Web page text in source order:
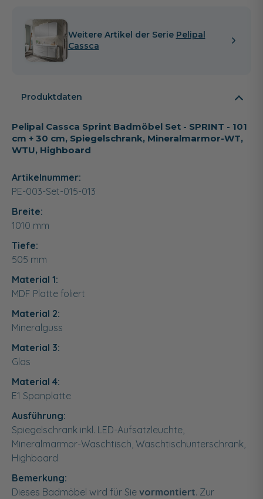
Weitere Artikel der Serie Pelipal
Cassca
Produktdaten
Pelipal Cassca Sprint Badmöbel Set - SPRINT - 101
cm + 30 cm, Spiegelschrank, Mineralmarmor-WT,
WTU, Highboard
Artikelnummer:
PE-003-Set-015-013
Breite:
1010 mm
Tiefe:
505 mm
Material 1:
MDF Platte foliert
Material 2:
Mineralguss
Material 3:
Glas
Material 4:
E1 Spanplatte
Ausführung:
Spiegelschrank inkl. LED-Aufsatzleuchte,
Mineralmarmor-Waschtisch, Waschtischunterschrank,
Highboard
Bemerkung:
Dieses Badmöbel wird für Sie vormontiert. Zur